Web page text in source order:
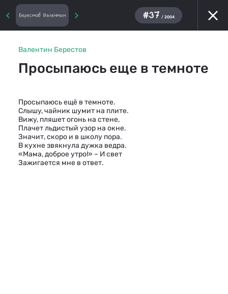
Берестов Валентин #37 / 2004
Валентин Берестов
Просыпаюсь еще в темноте
Просыпаюсь ещё в темноте.
Слышу, чайник шумит на плите.
Вижу, пляшет огонь на стене,
Плачет льдистый узор на окне.
Значит, скоро и в школу пора.
В кухне звякнула дужка ведра.
«Мама, доброе утро!» – И свет
Зажигается мне в ответ.